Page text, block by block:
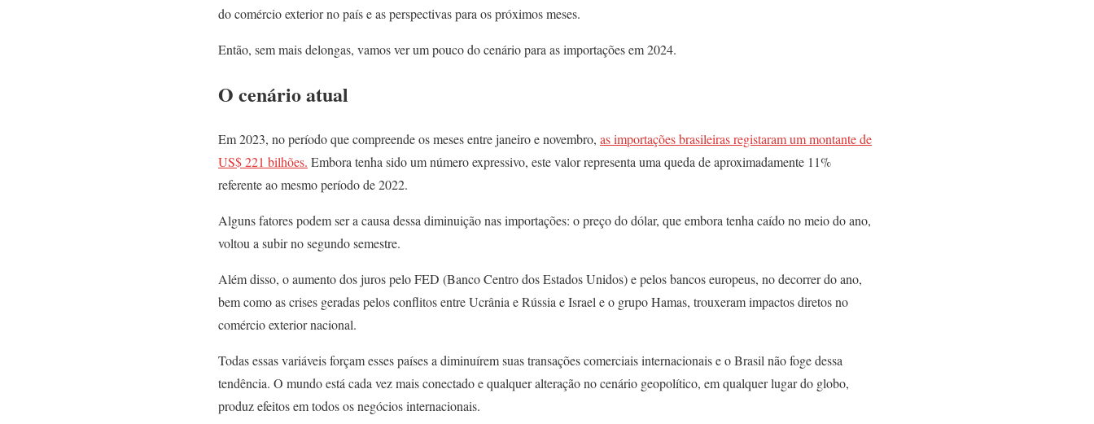
do comércio exterior no país e as perspectivas para os próximos meses.
Então, sem mais delongas, vamos ver um pouco do cenário para as importações em 2024.
O cenário atual
Em 2023, no período que compreende os meses entre janeiro e novembro, as importações brasileiras registaram um montante de
US$ 221 bilhões. Embora tenha sido um número expressivo, este valor representa uma queda de aproximadamente 11%
referente ao mesmo período de 2022.
Alguns fatores podem ser a causa dessa diminuição nas importações: o preço do dólar, que embora tenha caído no meio do ano,
voltou a subir no segundo semestre.
Além disso, o aumento dos juros pelo FED (Banco Centro dos Estados Unidos) e pelos bancos europeus, no decorrer do ano,
bem como as crises geradas pelos conflitos entre Ucrânia e Rússia e Israel e o grupo Hamas, trouxeram impactos diretos no
comércio exterior nacional.
Todas essas variáveis forçam esses países a diminuírem suas transações comerciais internacionais e o Brasil não foge dessa
tendência. O mundo está cada vez mais conectado e qualquer alteração no cenário geopolítico, em qualquer lugar do globo,
produz efeitos em todos os negócios internacionais.